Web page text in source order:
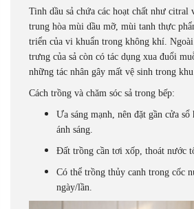
Tinh dầu sả chứa các hoạt chất như citral
trung hòa mùi dầu mỡ, mùi tanh thực
triển của vi khuẩn trong không khí.
trưng của sả còn có tác dụng xua đuổi
những tác nhân gây mất vệ sinh trong khu
Cách trồng và chăm sóc sả trong bếp:
Ưa sáng mạnh, nên đặt gần cửa
ánh sáng.
Đất trồng cần tơi xốp, thoát nước
Có thể trồng thủy canh trong cốc
ngày/lần.